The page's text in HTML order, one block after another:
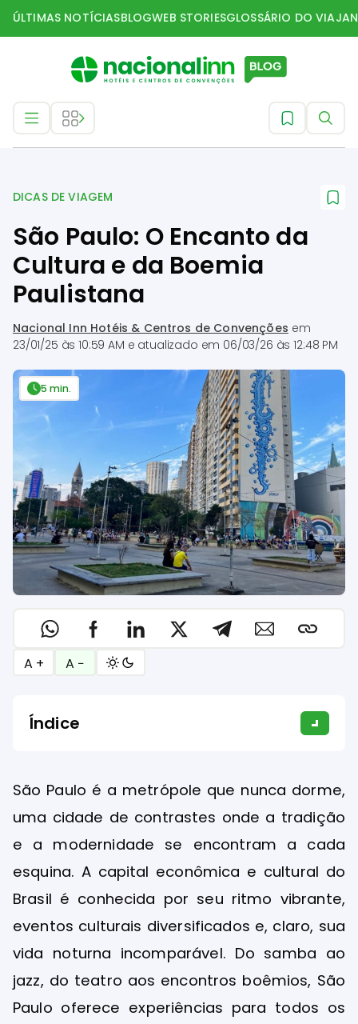
ÚLTIMAS NOTÍCIASBLOGWEB STORIESGLOSSÁRIO DO
DICAS DE VIAGEM
São Paulo: O Encanto da
Cultura e da Boemia
Paulistana
Nacional Inn Hotéis & Centros de Convenções em
23/01/25 às 10:59 AM e atualizado em 06/03/26 às 12:48 PM
5 min.
A + A −
Índice
São Paulo é a metrópole que nunca dorme,
uma cidade de contrastes onde a tradição
e a modernidade se encontram a cada
esquina. A capital econômica e cultural do
Brasil é conhecida por seu ritmo vibrante,
eventos culturais diversificados e, claro, sua
vida noturna incomparável. Do samba ao
jazz, do teatro aos encontros boêmios, São
Paulo oferece experiências para todos os